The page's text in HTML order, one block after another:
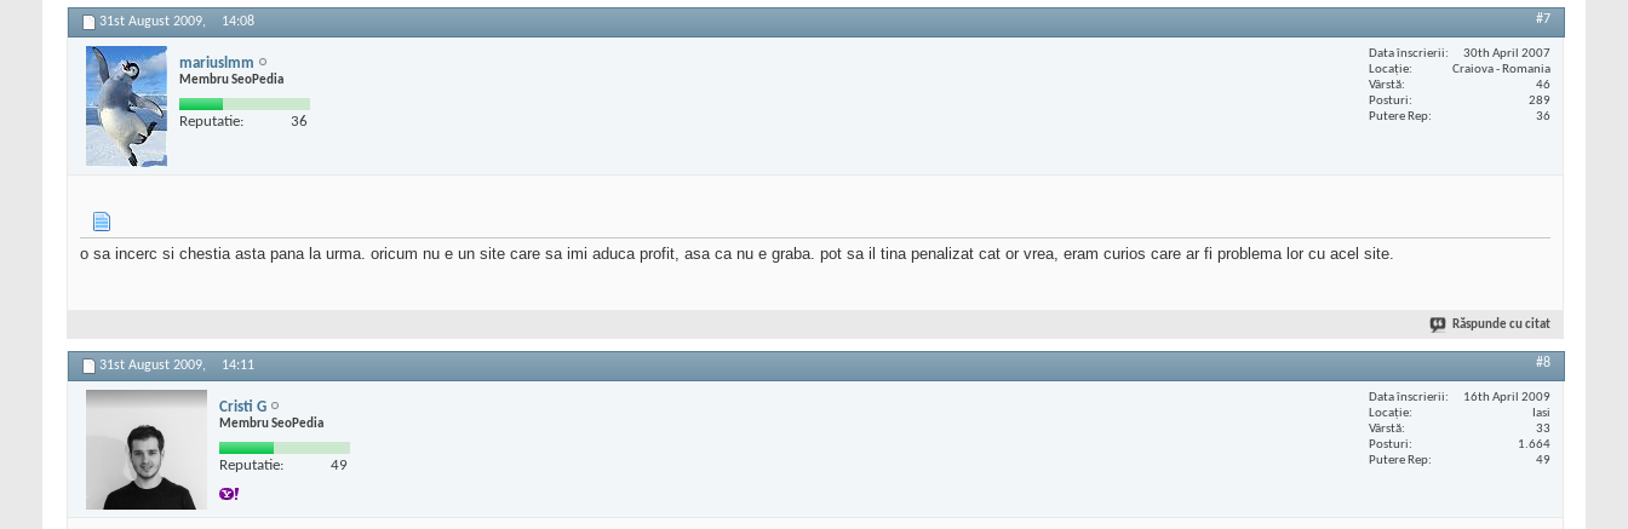
31st August 2009, 14:08 #7
mariuslmm
Membru SeoPedia
Reputatie: 36
Data înscrierii
30th April 2007
Locaţie
Craiova - Romania
Vârstă
46
Posturi
289
Putere Rep
36
o sa incerc si chestia asta pana la urma. oricum nu e un site care sa imi aduca profit, asa ca nu e graba. pot sa il tina penalizat cat or vrea, eram curios care ar fi problema lor cu acel site.
Răspunde cu citat
31st August 2009, 14:11 #8
Cristi G
Membru SeoPedia
Reputatie: 49
Data înscrierii
16th April 2009
Locaţie
Iasi
Vârstă
33
Posturi
1.664
Putere Rep
49